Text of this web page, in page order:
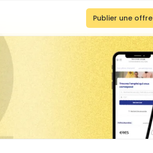
Publier une offre